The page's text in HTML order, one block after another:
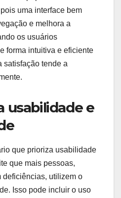
uma interface bem
e melhora a
os usuários
forma intuitiva e eficiente
satisfação tende a
usabilidade e
que prioriza usabilidade
que mais pessoas,
utilizem o
Isso pode incluir o uso